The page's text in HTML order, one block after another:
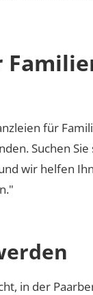
für
Suchen
wir helfen
in der